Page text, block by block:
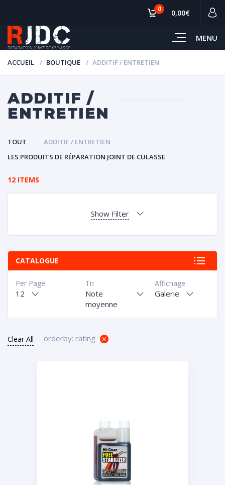
MENU
0 0,00€
ACCUEIL BOUTIQUE ADDITIF / ENTRETIEN
ADDITIF /
ENTRETIEN
TOUT
ADDITIF / ENTRETIEN
LES PRODUITS DE RÉPARATION JOINT DE CULASSE
12 ITEMS
Show Filter
CATALOGUE
Affichage
Galerie
Tri
Note
moyenne
Per Page
12
Clear All orderby: rating